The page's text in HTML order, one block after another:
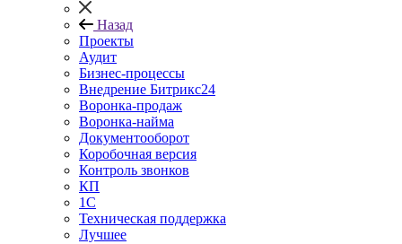
Назад
Проекты
Аудит
Бизнес-процессы
Внедрение Битрикс24
Воронка-продаж
Воронка-найма
Документооборот
Коробочная версия
Контроль звонков
КП
1С
Техническая поддержка
Лучшее